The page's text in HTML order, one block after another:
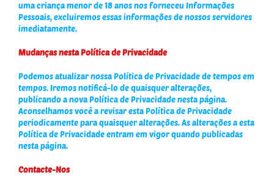
uma criança menor de 18 anos nos forneceu Informações
Pessoais, excluiremos essas informações de nossos servidores
imediatamente.
Mudanças nesta Política de Privacidade
Podemos atualizar nossa Política de Privacidade de tempos em
tempos. Iremos notificá-lo de quaisquer alterações,
publicando a nova Política de Privacidade nesta página.
Aconselhamos você a revisar esta Política de Privacidade
periodicamente para quaisquer alterações. As alterações a esta
Política de Privacidade entram em vigor quando publicadas
nesta página.
Contacte-Nos